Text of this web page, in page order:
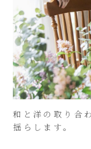
和と洋の取り合
揺らします。